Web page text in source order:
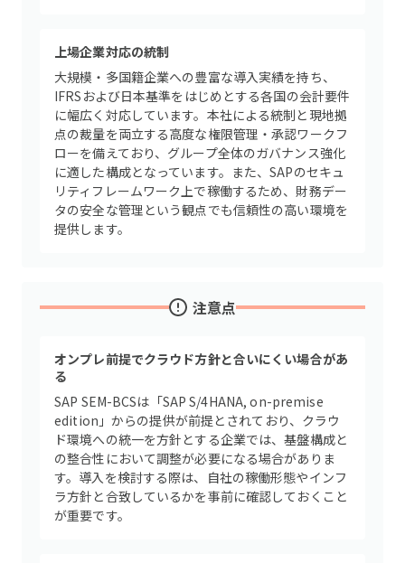
上場企業対応の統制
大規模・多国籍企業への豊富な導入実績を持ち、
IFRSおよび日本基準をはじめとする各国の会計要件
に幅広く対応しています。本社による統制と現地拠
点の裁量を両立する高度な権限管理・承認ワークフ
ローを備えており、グループ全体のガバナンス強化
に適した構成となっています。また、SAPのセキュ
リティフレームワーク上で稼働するため、財務デー
タの安全な管理という観点でも信頼性の高い環境を
提供します。
注意点
オンプレ前提でクラウド方針と合いにくい場合があ
る
SAP SEM-BCSは「SAP S/4HANA, on-premise
edition」からの提供が前提とされており、クラウ
ド環境への統一を方針とする企業では、基盤構成と
の整合性において調整が必要になる場合がありま
す。導入を検討する際は、自社の稼働形態やインフ
ラ方針と合致しているかを事前に確認しておくこと
が重要です。